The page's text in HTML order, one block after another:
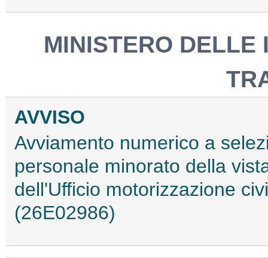
MINISTERO DELLE
AVVISO
Avviamento numerico a
personale minorato della
dell'Ufficio motorizzazione
(26E02986)